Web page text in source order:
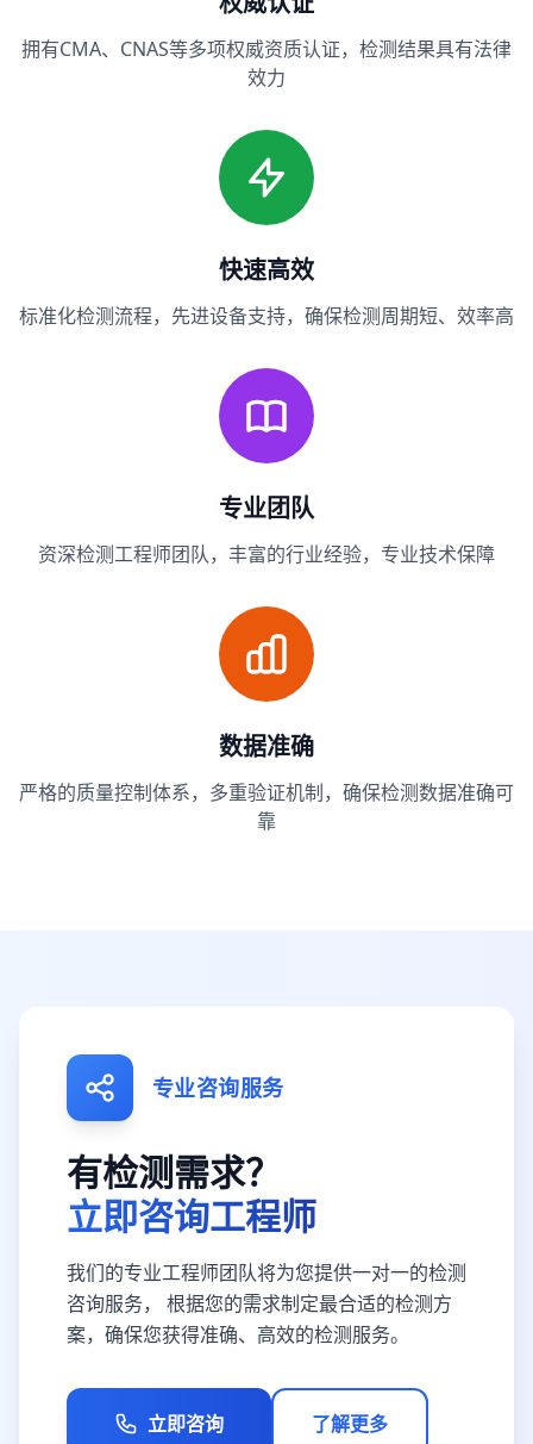
拥有CMA、CNAS等多项权威资质认证，检测结果具有法律
效力
快速高效
标准化检测流程，先进设备支持，确保检测周期短、效率高
专业团队
资深检测工程师团队，丰富的行业经验，专业技术保障
数据准确
严格的质量控制体系，多重验证机制，确保检测数据准确可
靠
专业咨询服务
有检测需求？
立即咨询工程师
我们的专业工程师团队将为您提供一对一的检测
咨询服务， 根据您的需求制定最合适的检测方
案，确保您获得准确、高效的检测服务。
立即咨询 了解更多